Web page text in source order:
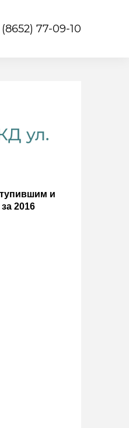
(8652) 77-09-10
ул.
и
2016